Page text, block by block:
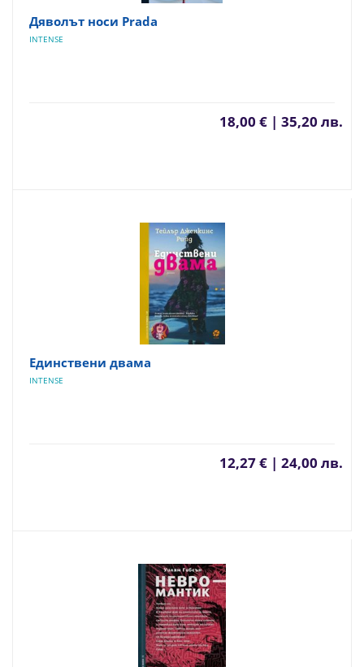
Дяволът носи Prada
INTENSE
18,00 € | 35,20 лв.
Единствени двама
INTENSE
12,27 € | 24,00 лв.